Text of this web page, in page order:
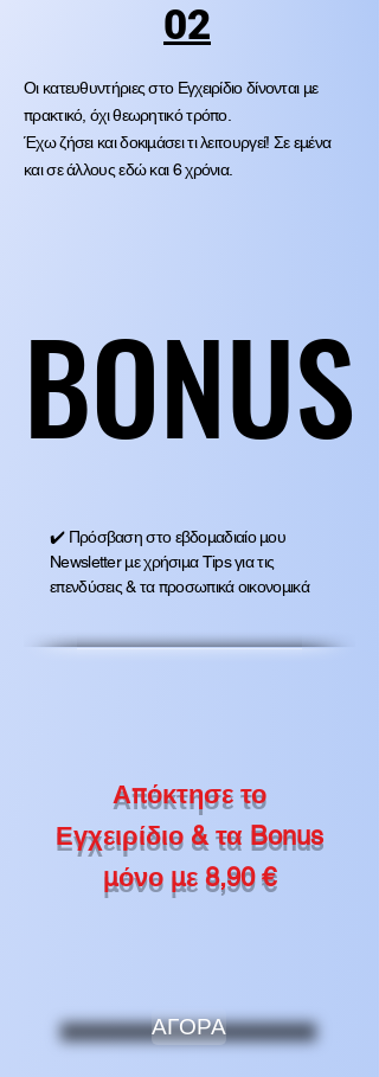
02
Οι κατευθυντήριες στο Εγχειρίδιο δίνονται με
πρακτικό, όχι θεωρητικό τρόπο.
Έχω ζήσει και δοκιμάσει τι λειτουργεί! Σε εμένα
και σε άλλους εδώ και 6 χρόνια.
BONUS
BONUS
✔️ Πρόσβαση στο εβδομαδιαίο μου
Newsletter με χρήσιμα Tips για τις
επενδύσεις & τα προσωπικά οικονομικά
Απόκτησε το
Εγχειρίδιο & τα Bonus
μόνο με 8,90 €
ΑΓΟΡΑ